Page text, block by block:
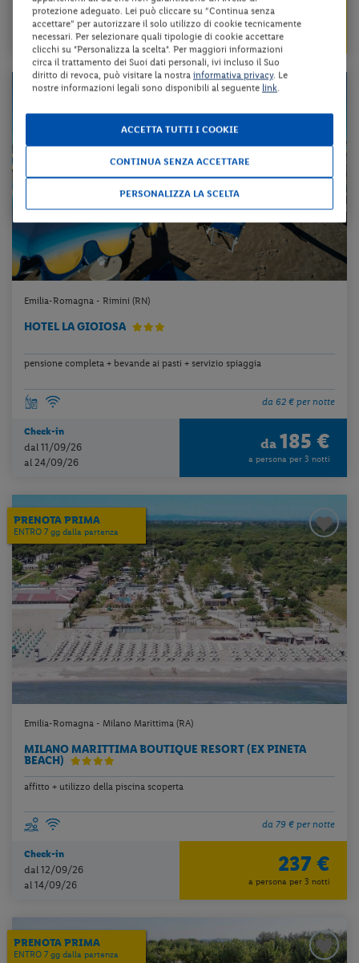
Check-in
dal 06/09/26
al 10/09/26
129 €
a persona per 3 notti
Emilia-Romagna - Rimini (RN)
HOTEL LA GIOIOSA
pensione completa + bevande ai pasti + servizio spiaggia
da 62 € per notte
Check-in
dal 11/09/26
al 24/09/26
da 185 €
a persona per 3 notti
PRENOTA PRIMA
ENTRO 7 gg dalla partenza
Emilia-Romagna - Milano Marittima (RA)
MILANO MARITTIMA BOUTIQUE RESORT (EX PINETA
BEACH)
affitto + utilizzo della piscina scoperta
da 79 € per notte
Check-in
dal 12/09/26
al 14/09/26
237 €
a persona per 3 notti
PRENOTA PRIMA
ENTRO 7 gg dalla partenza
protezione adeguato. Lei può cliccare su “Continua senza
accettare” per autorizzare il solo utilizzo di cookie tecnicamente
necessari. Per selezionare quali tipologie di cookie accettare
clicchi su "Personalizza la scelta". Per maggiori informazioni
circa il trattamento dei Suoi dati personali, ivi incluso il Suo
diritto di revoca, può visitare la nostra informativa privacy. Le
nostre informazioni legali sono disponibili al seguente link.
ACCETTA TUTTI I COOKIE
CONTINUA SENZA ACCETTARE
PERSONALIZZA LA SCELTA